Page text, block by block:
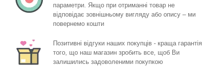
параметри. Якщо при отриманні товар не
відповідає зовнішньому вигляду або опису – ми
повернемо кошти
Позитивні відгуки наших покупців - краща гарантія
того, що наш магазин зробить все, щоб Ви
залишились задоволеними покупкою